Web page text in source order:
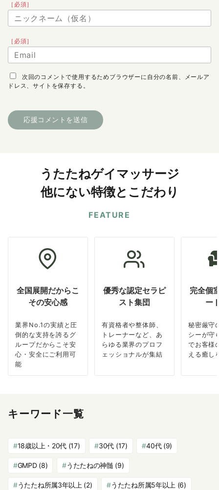
［必須］
［必須］
次回のコメントで使用するためブラウザーに自分の名前、メールア
ドレス、サイトを保存する。
うたたねゲイマッサージ
他にない特徴とこだわり
FEATURE
全国展開だからこ
その安心感
業界No.1の実績と圧
倒的な支持を誇るグ
ループだからこそ安
心・安全にご利用可
能
優秀な認定セラピ
スト集団
有資格者や整体師、
トレーナーなど、あ
らゆる業界のプロフ
ェッショナルが集結
完全個
ー
秘密厳守
シーが守
でお客様
える癒し
キーワード一覧
18歳以上・20代 (17) 30代 (17) 40代(9)
GMPD(8) うたたねの神髄 (9)
うたたね所属3年以上 (2) うたたね所属5年以上 (6)